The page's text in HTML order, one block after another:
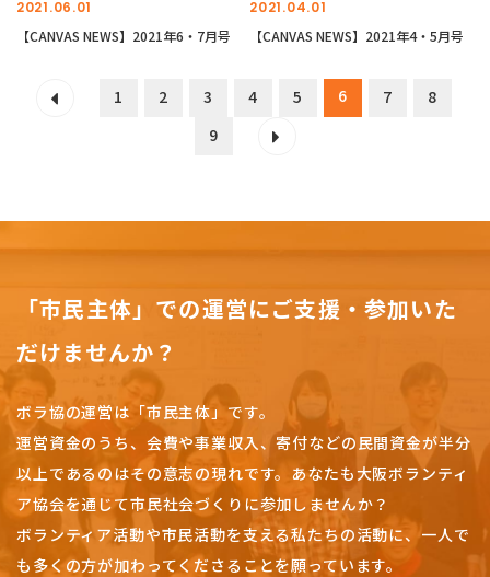
2021.06.01
【CANVAS NEWS】2021年6・7月号
2021.04.01
【CANVAS NEWS】2021年4・5月号
1 2 3 4 5 6 7
8
9
「市民主体」での運営にご支援・参加いた
だけませんか？
ボラ協の運営は「市民主体」です。
運営資金のうち、会費や事業収入、寄付などの民間資金が半分
以上であるのはその意志の現れです。 あなたも大阪ボランティ
ア協会を通じて市民社会づくりに参加しませんか？
ボランティア活動や市民活動を支える私たちの活動に、一人で
も多くの方が加わってくださることを願っています。